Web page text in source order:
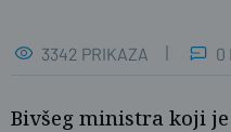
3342 PRIKAZA 0
Bivšeg ministra koji